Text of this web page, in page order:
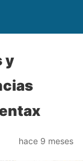
y
hace 9 meses